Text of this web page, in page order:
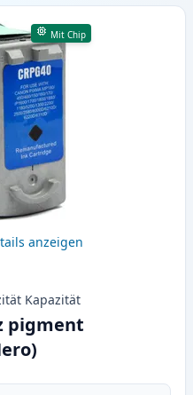
Mit Chip
anzeigen
Kapazität
pigment